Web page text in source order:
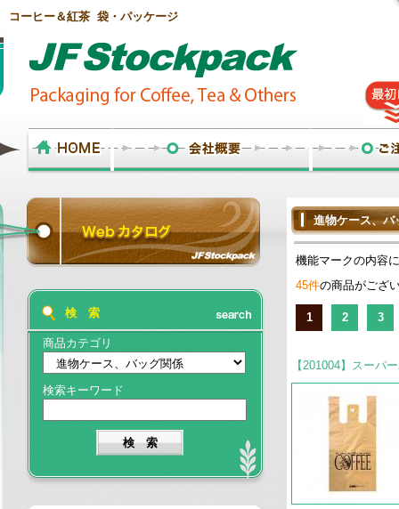
コーヒー＆紅茶 袋・パッケージ
進物ケース、バ
機能マークの内容
45件の商品がござ
1 2 3
【201004】スーパ
検 索
商品カテゴリ
検索キーワード